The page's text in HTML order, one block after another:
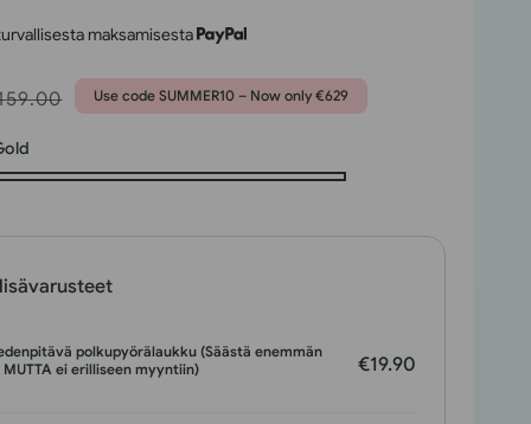
maksamisesta
Use code SUMMER10 – Now only €629
polkupyörälaukku (Säästä enemmän
MUTTA ei erilliseen myyntiin)
€19.90